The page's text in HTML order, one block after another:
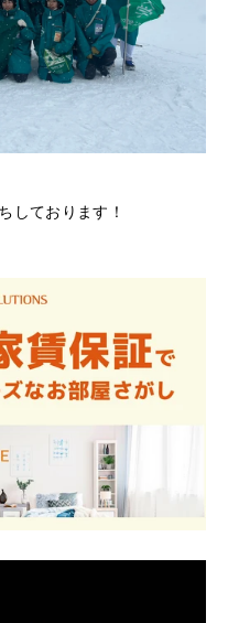
しております！